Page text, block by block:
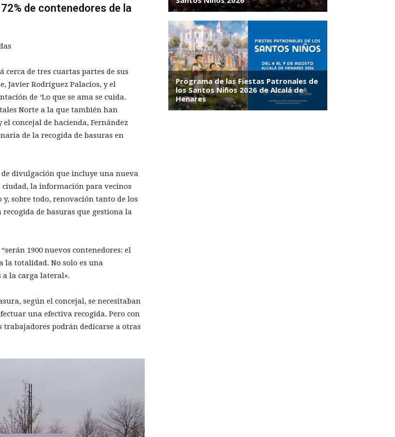
de contenedores de la
cerca de tres cuartas partes de sus
Javier Rodríguez Palacios, y el
de ‘Lo que se ama se cuida.
Norte a la que también han
concejal de hacienda, Fernández
de la recogida de basuras en
de divulgación que incluye una nueva
ciudad, la información para vecinos
sobre todo, renovación tanto de los
de basuras que gestiona la
1900 nuevos contenedores: el
la totalidad. No solo es una
a la carga lateral».
según el concejal, se necesitaban
una efectiva recogida. Pero con
podrán dedicarse a otras